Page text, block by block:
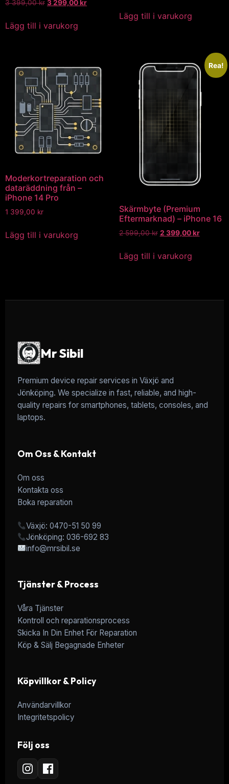
3 399,00kr 3 299,00kr
Lägg till i varukorg
Lägg till i varukorg
Moderkortreparation och
dataräddning från –
iPhone 14 Pro
1 399,00 kr
Lägg till i varukorg
Rea!
Skärmbyte (Premium
Eftermarknad) – iPhone 16
2 599,00kr 2 399,00kr
Lägg till i varukorg
Mr Sibil
Premium device repair services in Växjö and
Jönköping. We specialize in fast, reliable, and high-
quality repairs for smartphones, tablets, consoles, and
laptops.
Om Oss & Kontakt
Om oss
Kontakta oss
Boka reparation
Växjö: 0470-51 50 99
Jönköping: 036-692 83
info@mrsibil.se
Tjänster & Process
Våra Tjänster
Kontroll och reparationsprocess
Skicka In Din Enhet För Reparation
Köp & Sälj Begagnade Enheter
Köpvillkor & Policy
Användarvillkor
Integritetspolicy
Följ oss